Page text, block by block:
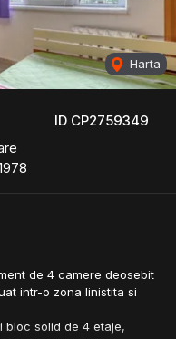
ID CP2759349
Harta
de 4 camere deosebit
intr-o zona linistita si
bloc solid de 4 etaje,